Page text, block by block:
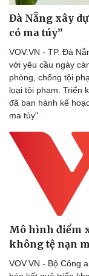
Thể thao
Bóng đá
Lịch thi đấu bóng
Thế giới thể thao
eSports
Hậu trường
Đà Nẵng xây
có ma túy”
VOV.VN - TP. Đà
với yêu cầu ngày
phòng, chống tội
loại tội phạm. Triển
đã ban hành kế
ma túy"
Mô hình điểm
không tệ nạn
VOV.VN - Bộ Công